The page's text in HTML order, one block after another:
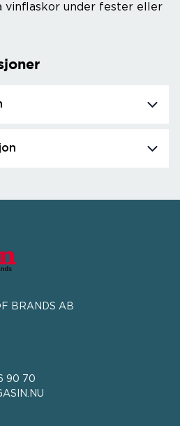
vinflaskor under fester eller
BRANDS AB
90 70